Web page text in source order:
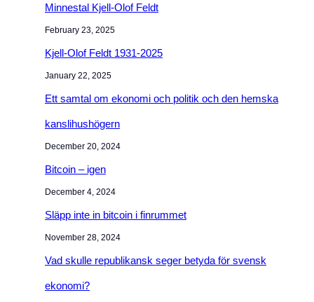
Minnestal Kjell-Olof Feldt
February 23, 2025
Kjell-Olof Feldt 1931-2025
January 22, 2025
Ett samtal om ekonomi och politik och den hemska
kanslihushögern
December 20, 2024
Bitcoin – igen
December 4, 2024
Släpp inte in bitcoin i finrummet
November 28, 2024
Vad skulle republikansk seger betyda för svensk
ekonomi?